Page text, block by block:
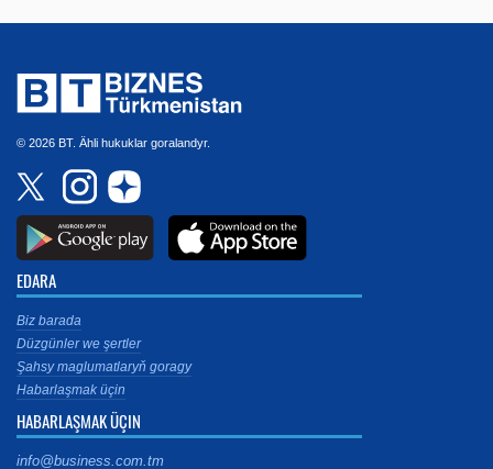
© 2026 BT. Ähli hukuklar goralandyr.
EDARA
Biz barada
Düzgünler we şertler
Şahsy maglumatlaryň goragy
Habarlaşmak üçin
HABARLAŞMAK ÜÇIN
info@business.com.tm